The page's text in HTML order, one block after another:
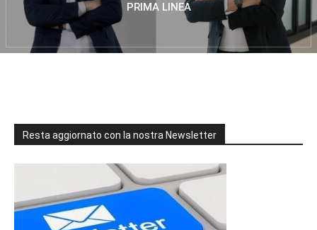
PRIMA LINEA
Resta aggiornato con la nostra Newsletter